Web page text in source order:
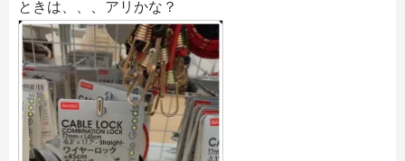
ときは、、、アリかな？